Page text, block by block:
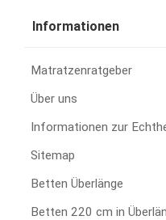
Informationen
Matratzenratgeber
Über uns
Informationen zur
Sitemap
Betten Überlänge
Betten 220 cm in